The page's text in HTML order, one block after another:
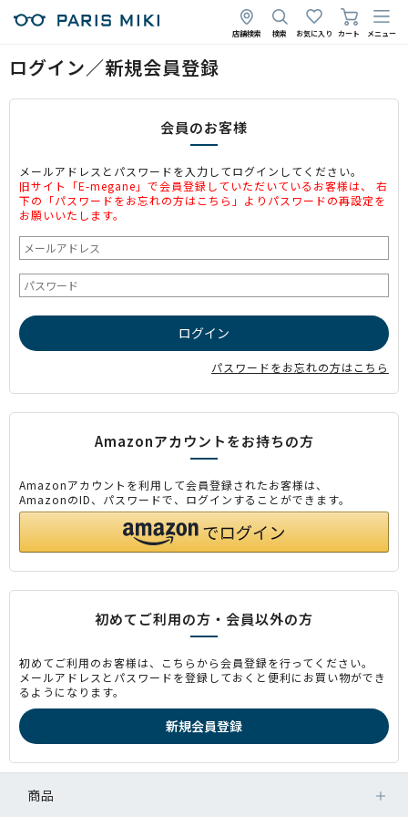
店舗検索 検索 お気に入り カート メニュー
ログイン／新規会員登録
会員のお客様
メールアドレスとパスワードを入力してログインしてください。
旧サイト「E-megane」で会員登録していただいているお客様は、 右
下の「パスワードをお忘れの方はこちら」よりパスワードの再設定を
お願いいたします。
パスワードをお忘れの方はこちら
Amazonアカウントをお持ちの方
Amazonアカウントを利用して会員登録されたお客様は、
AmazonのID、パスワードで、ログインすることができます。
初めてご利用の方・会員以外の方
初めてご利用のお客様は、こちらから会員登録を行ってください。
メールアドレスとパスワードを登録しておくと便利にお買い物ができ
るようになります。
商品